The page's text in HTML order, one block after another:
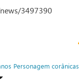
3497390
Personagem corânicas